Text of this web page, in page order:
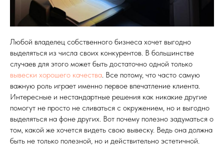
Любой владелец собственного бизнеса хочет выгодно
выделяться из числа своих конкурентов. В большинстве
случаев для этого может быть достаточно одной только
вывески хорошего качества. Все потому, что часто самую
важную роль играет именно первое впечатление клиента.
Интересные и нестандартные решения как никакие другие
помогут не просто не сливаться с окружением, но и выгодно
выделяться на фоне других. Вот почему полезно задуматься о
том, какой же хочется видеть свою вывеску. Ведь она должна
быть не только полезной, но и действительно эстетичной.